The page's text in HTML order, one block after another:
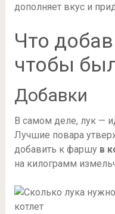
дополняет вкус и
Что
чтобы
Добавки
В самом деле, лук —
Лучшие повара
добавить к фаршу в
на килограмм